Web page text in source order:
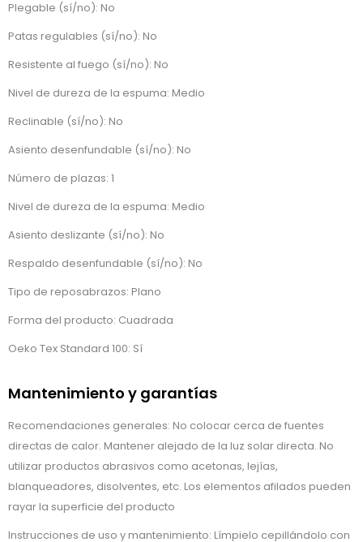
Plegable (sí/no): No
Patas regulables (sí/no): No
Resistente al fuego (sí/no): No
Nivel de dureza de la espuma: Medio
Reclinable (sí/no): No
Asiento desenfundable (sí/no): No
Número de plazas: 1
Nivel de dureza de la espuma: Medio
Asiento deslizante (sí/no): No
Respaldo desenfundable (sí/no): No
Tipo de reposabrazos: Plano
Forma del producto: Cuadrada
Oeko Tex Standard 100: Sí
Mantenimiento y garantías
Recomendaciones generales: No colocar cerca de fuentes
directas de calor. Mantener alejado de la luz solar directa. No
utilizar productos abrasivos como acetonas, lejías,
blanqueadores, disolventes, etc. Los elementos afilados pueden
rayar la superficie del producto
Instrucciones de uso y mantenimiento: Límpielo cepillándolo con